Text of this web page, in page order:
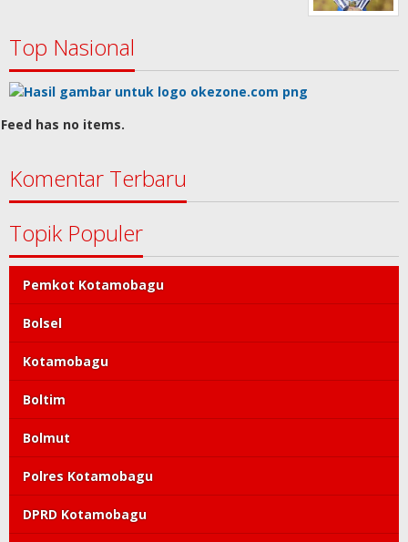
Top Nasional
Feed has no items.
Komentar Terbaru
Topik Populer
Pemkot Kotamobagu
Bolsel
Kotamobagu
Boltim
Bolmut
Polres Kotamobagu
DPRD Kotamobagu